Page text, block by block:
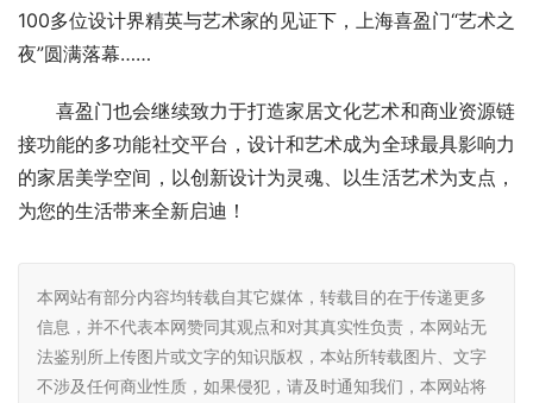
100多位设计界精英与艺术家的见证下，上海喜盈门“艺术之
夜”圆满落幕……
喜盈门也会继续致力于打造家居文化艺术和商业资源链
接功能的多功能社交平台，设计和艺术成为全球最具影响力
的家居美学空间，以创新设计为灵魂、以生活艺术为支点，
为您的生活带来全新启迪！
本网站有部分内容均转载自其它媒体，转载目的在于传递更多
信息，并不代表本网赞同其观点和对其真实性负责，本网站无
法鉴别所上传图片或文字的知识版权，本站所转载图片、文字
不涉及任何商业性质，如果侵犯，请及时通知我们，本网站将